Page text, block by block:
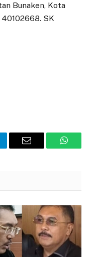
Bunaken, Kota
SK
Email WhatsApp